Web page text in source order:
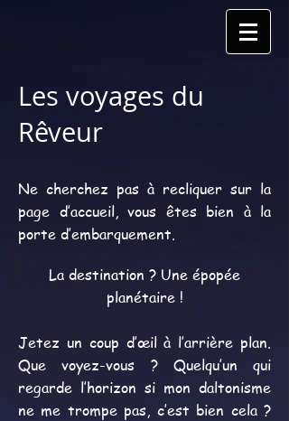
Les voyages du
Rêveur
Ne cherchez pas à recliquer sur la
page d’accueil, vous êtes bien à la
porte d’embarquement.
La destination ? Une épopée
planétaire !
Jetez un coup d’œil à l’arrière plan.
Que voyez-vous ? Quelqu’un qui
regarde l’horizon si mon daltonisme
ne me trompe pas, c’est bien cela ?